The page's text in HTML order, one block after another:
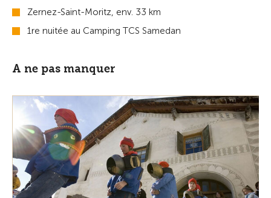
Zernez-Saint-Moritz, env. 33 km
1re nuitée au Camping TCS Samedan
A ne pas manquer